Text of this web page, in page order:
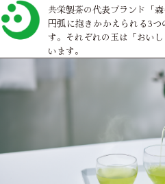
共栄製茶の代表ブランド「
円弧に抱きかかえられる3
す。それぞれの玉は「おい
います。